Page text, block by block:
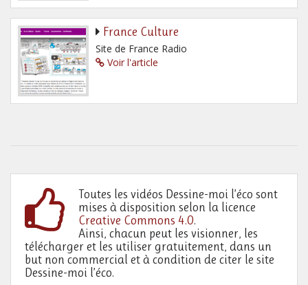
France Culture
Site de France Radio
Voir l'article
Toutes les vidéos Dessine-moi l’éco sont
mises à disposition selon la licence
Creative Commons 4.0.
Ainsi, chacun peut les visionner, les
télécharger et les utiliser gratuitement, dans un
but non commercial et à condition de citer le site
Dessine-moi l’éco.